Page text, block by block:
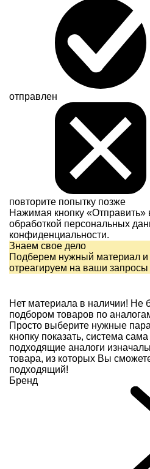
отправлен
повторите попытку позже
Нажимая кнопку «Отправить»
обработкой персональных
конфиденциальности.
Знаем свое дело
Подберем нужный материал и
отреагируем на ваши запросы
Нет материала в наличии! Не
подбором товаров по
Просто выберите нужные
кнопку показать, система
подходящие аналоги
товара, из которых Вы
подходящий!
Бренд